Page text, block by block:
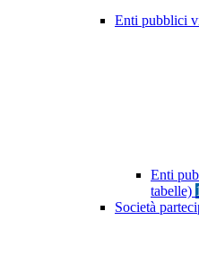
Enti pubblici
Enti
tabelle) 1
Società